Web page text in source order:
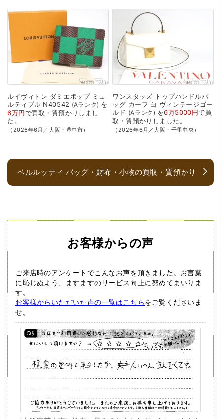
ルイヴィトン ダミエポップミュ
ルティプル N40542 Aランク を
6万円で買取・質預かり しまし
た。
（2026年6月／大阪・豊中市）
ワンスタッズ トップハンドルバ
ッグ カーフ 白 ヴィンテージゴー
ルド
Aランク を6万5000円で買
取・質預かり しました。
（2026年6月／大阪・千里中央）
ベルルッティ バッグ・財布・小物の買取・質預かり
お客様からの声
ご来店時のアンケートでこんなお声を頂きました。 お言葉
に恥じぬよう、ますますのサービス向上に努めてまいりま
す。
お客様からいただいた声の一覧はこちらをご覧くださいま
せ。